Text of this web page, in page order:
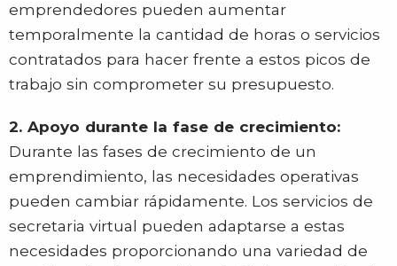
emprendedores pueden aumentar
temporalmente la cantidad de horas o servicios
contratados para hacer frente a estos picos de
trabajo sin comprometer su presupuesto.
2. Apoyo durante la fase de crecimiento:
Durante las fases de crecimiento de un
emprendimiento, las necesidades operativas
pueden cambiar rápidamente. Los servicios de
secretaria virtual pueden adaptarse a estas
necesidades proporcionando una variedad de